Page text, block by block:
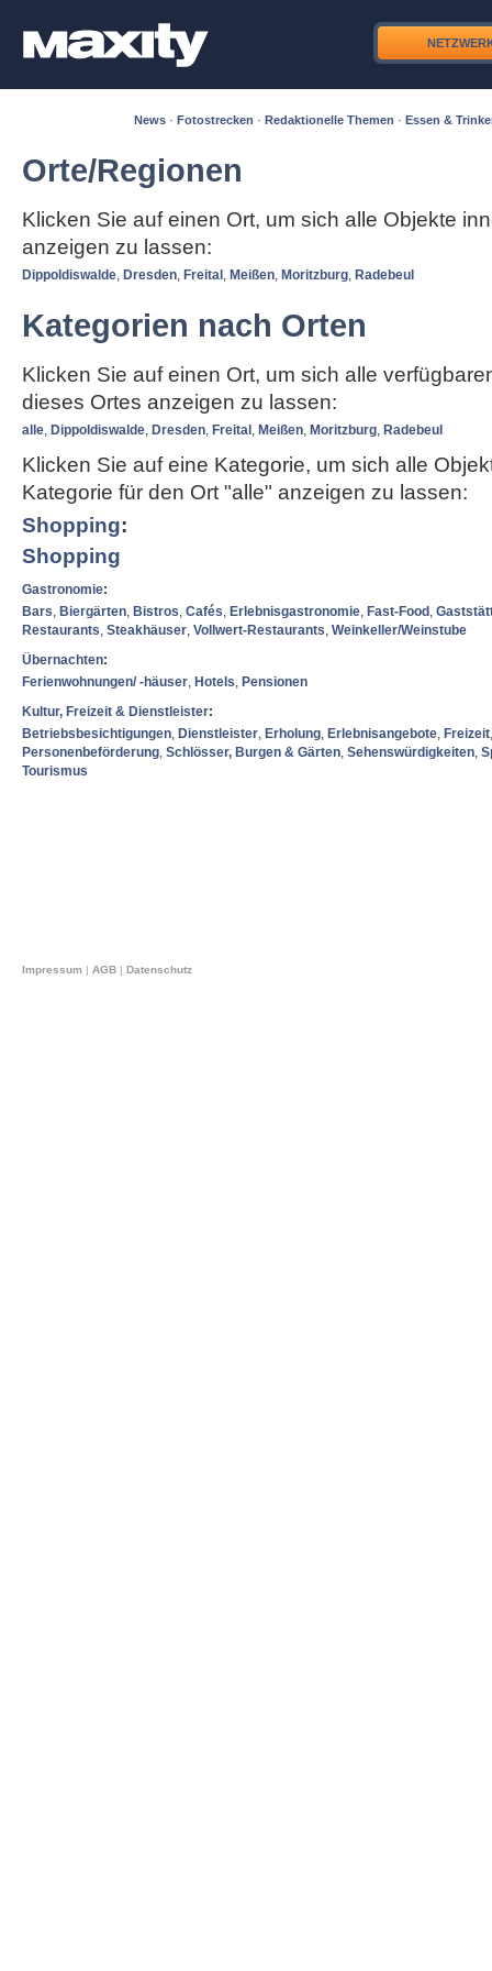
News · Fotostrecken · Redaktionelle Themen · Essen &
Orte/Regionen
Klicken Sie auf einen Ort, um sich alle Objekte
anzeigen zu lassen:
Dippoldiswalde, Dresden, Freital , Meißen, Moritzburg, Radebeul
Kategorien nach Orten
Klicken Sie auf einen Ort, um sich alle
dieses Ortes anzeigen zu lassen:
alle, Dippoldiswalde, Dresden, Freital , Meißen, Moritzburg, Radebeul
Klicken Sie auf eine Kategorie, um sich alle
Kategorie für den Ort "alle" anzeigen zu lassen:
Shopping:
Shopping
Gastronomie:
Bars, Biergärten, Bistros, Cafés, Erlebnisgastronomie, Fast-Food ,
Restaurants, Steakhäuser, Vollwert-Restaurants, Weinkeller/Weinstube
Übernachten:
Ferienwohnungen/ -häuser, Hotels, Pensionen
Kultur, Freizeit & Dienstleister:
Betriebsbesichtigungen, Dienstleister, Erholung, Erlebnisangebote, Freizeit
Personenbeförderung, Schlösser, Burgen & Gärten, Sehenswürdigkeiten,
Tourismus
Impressum AGB Datenschutz